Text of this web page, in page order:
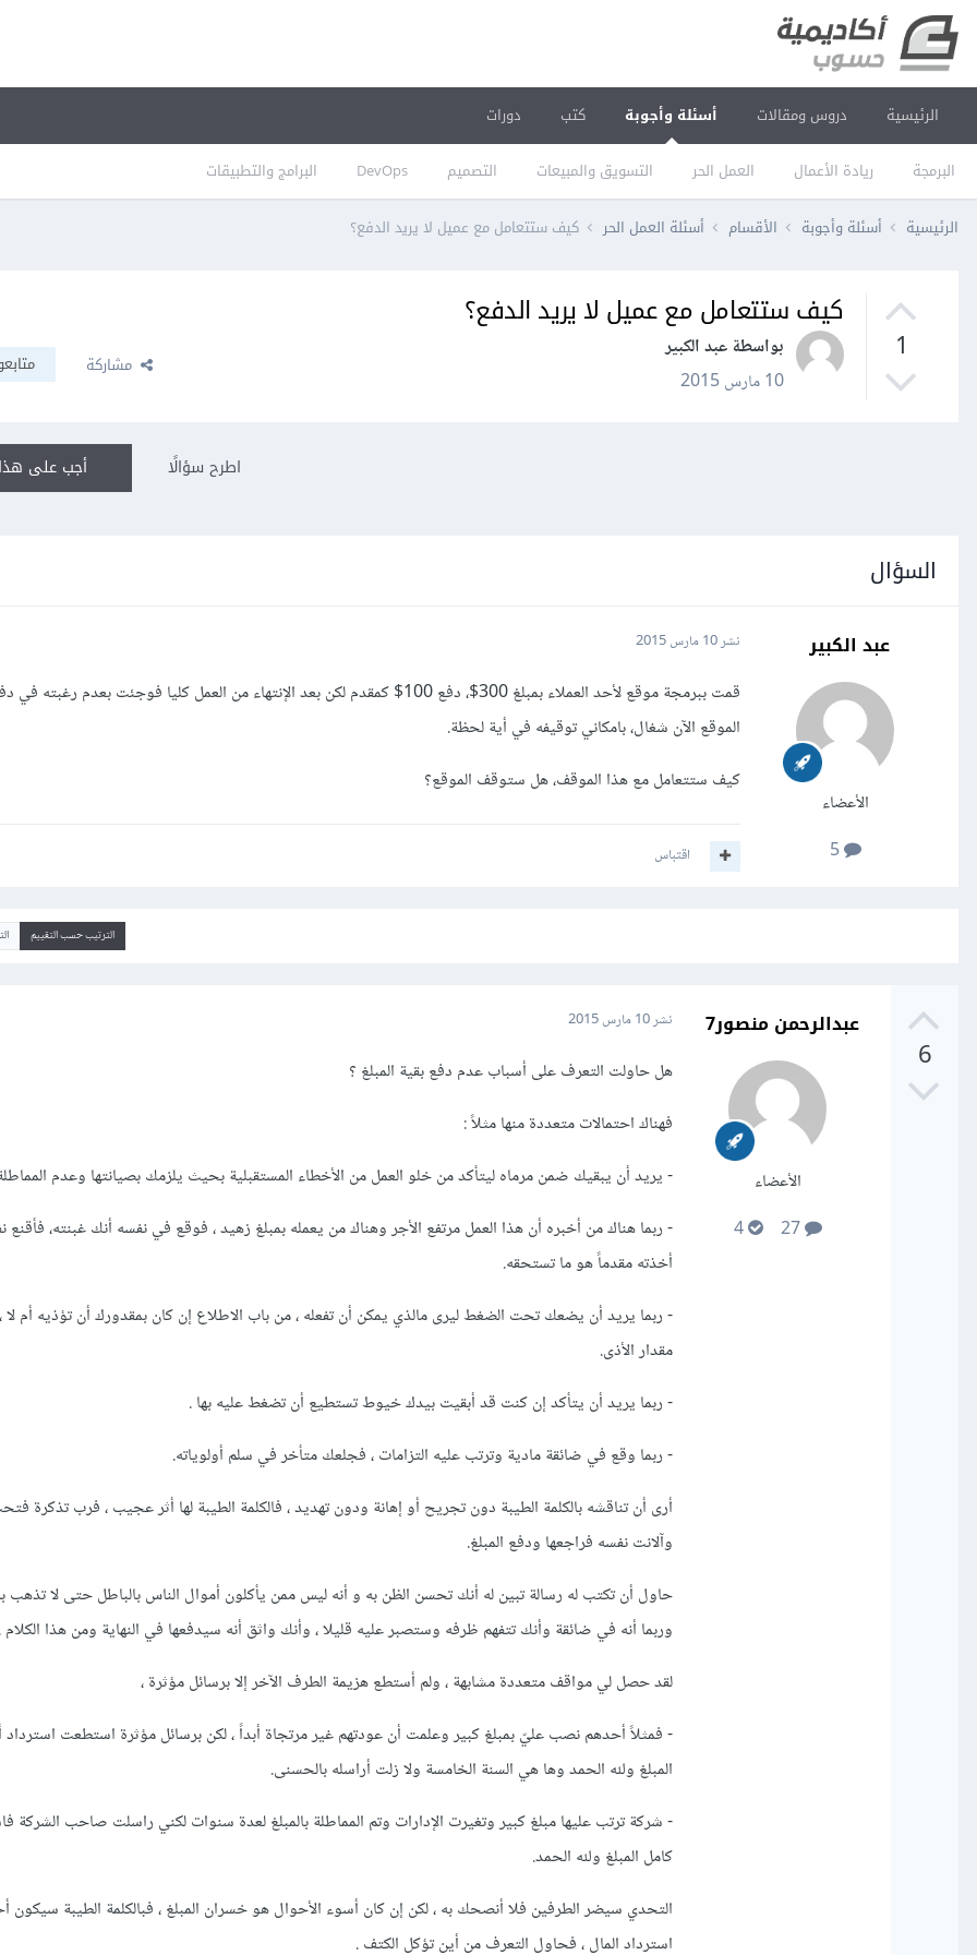
الرئيسية دروس ومقالات أسئلة وأجوبة
البرمجة ريادة الأعمال العمل الحر التسويق والمبيعات التصميم DevOps البرامج والتطبيقات
كتب دورات
الرئيسية أسئلة وأجوبة الأقسام أسئلة العمل الحر كيف ستتعامل مع عميل لا يريد الدفع؟
1
كيف ستتعامل مع عميل لا يريد الدفع؟
بواسطة عبد الكبير
10 مارس 2015
مشاركة
أجب على اطرح سؤالًا
السؤال
عبد الكبير
الأعضاء
5
نشر10 مارس 2015
قمت ببرمجة موقع لأحد العملاء بمبلغ 300$، دفع 100$ كمقدم لكن بعد الإنتهاء من العمل كليا فوجئت بعدم رغبته في دفع الباقي.
الموقع الآن شغال، بامكاني توقيفه في أية لحظة.
كيف ستتعامل مع هذا الموقف، هل ستوقف الموقع؟
اقتباس
الترتيب حسب التقييم
6
عبدالرحمن منصور7
الأعضاء
27
4
نشر10 مارس 2015
هل حاولت التعرف على أسباب عدم دفع بقية المبلغ ؟
فهناك احتمالات متعددة منها مثلاً :
- يريد أن يبقيك ضمن مرماه ليتأكد من خلو العمل من الأخطاء المستقبلية بحيث يلزمك بصيانتها وعدم
- ربما هناك من أخبره أن هذا العمل مرتفع الأجر وهناك من يعمله بمبلغ زهيد ، فوقع في نفسه أنك غبنته، فأقنع
أخذته مقدماً هو ما تستحقه.
- ربما يريد أن يضعك تحت الضغط ليرى مالذي يمكن أن تفعله ، من باب الاطلاع إن كان بمقدورك أن تؤذيه أم لا
مقدار الأذى.
- ربما يريد أن يتأكد إن كنت قد أبقيت بيدك خيوط تستطيع أن تضغط عليه بها .
- ربما وقع في ضائقة مادية وترتب عليه التزامات ، فجلعك متأخر في سلم أولوياته.
أرى أن تناقشه بالكلمة الطيبة دون تجريح أو إهانة ودون تهديد ، فالكلمة الطيبة لها أثر عجيب ، فرب تذكرة
وآلانت نفسه فراجعها ودفع المبلغ.
حاول أن تكتب له رسالة تبين له أنك تحسن الظن به و أنه ليس ممن يأكلون أموال الناس بالباطل حتى لا تذهب
وربما أنه في ضائقة وأنك تتفهم ظرفه وستصبر عليه قليلا ، وأنك واثق أنه سيدفعها في النهاية ومن هذا الكلام .
لقد حصل لي مواقف متعددة مشابهة ، ولم أستطع هزيمة الطرف الآخر إلا برسائل مؤثرة ،
- فمثلاً أحدهم نصب عليّ بمبلغ كبير وعلمت أن عودتهم غير مرتجاة أبداً ، لكن برسائل مؤثرة استطعت
المبلغ ولله الحمد وها هي السنة الخامسة ولا زلت أراسله بالحسنى.
- شركة ترتب عليها مبلغ كبير وتغيرت الإدارات وتم المماطلة بالمبلغ لعدة سنوات لكني راسلت صاحب الشركة
كامل المبلغ ولله الحمد.
التحدي سيضر الطرفين فلا أنصحك به ، لكن إن كان أسوء الأحوال هو خسران المبلغ ، فبالكلمة الطيبة سيكون
استرداد المال ، فحاول التعرف من أين تؤكل الكتف .